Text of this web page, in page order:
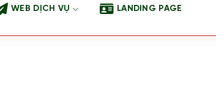
WEB DỊCH VỤ LANDING PAGE